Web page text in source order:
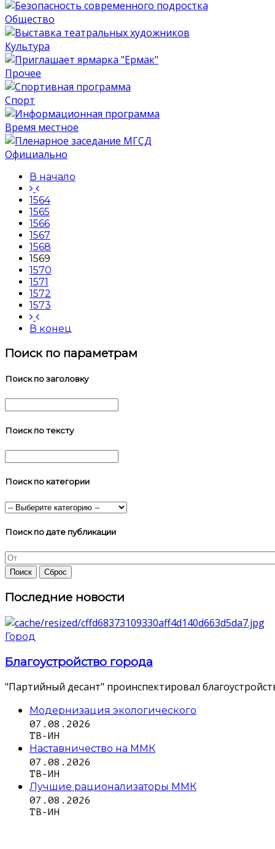
Общество
Культура
Прочее
Спорт
Время местное
Официально
В начало
1564
1565
1566
1567
1568
1569
1570
1571
1572
1573
В конец
Поиск по параметрам
Поиск по заголовку
Поиск по тексту
Поиск по категории
Поиск по дате публикации
Последние новости
Город
Благоустройство города
"Партийный десант" проинспектировал
Модернизация экологического
07.08.2026
ТВ-ИН
Наставничество на ММК
07.08.2026
ТВ-ИН
Лучшие рационализаторы ММК
07.08.2026
ТВ-ИН